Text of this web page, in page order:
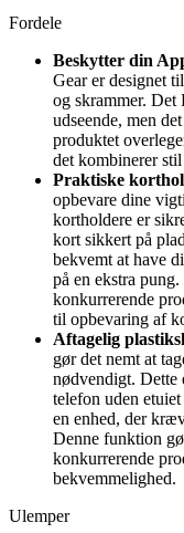
Fordele
Beskytter din
Gear er designet
og skrammer.
udseende, men
produktet
det kombinerer
Praktiske
opbevare dine
kortholdere er
kort sikkert på
bekvemt at have
på en ekstra
konkurrerende
til opbevaring af
Aftagelig
gør det nemt at
nødvendigt. Dette
telefon uden
en enhed, der
Denne funktion
konkurrerende
bekvemmelighed.
Ulemper